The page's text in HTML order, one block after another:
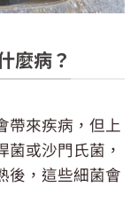
麼病？
帶來疾病，但上
或沙門氏菌，
後，這些細菌會